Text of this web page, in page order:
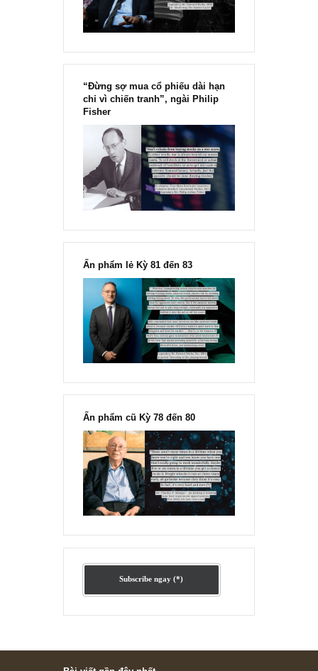
“Đừng sợ mua cổ phiếu dài hạn
chỉ vì chiến tranh”, ngài Philip
Fisher
Ấn phẩm lẻ Kỳ 81 đến 83